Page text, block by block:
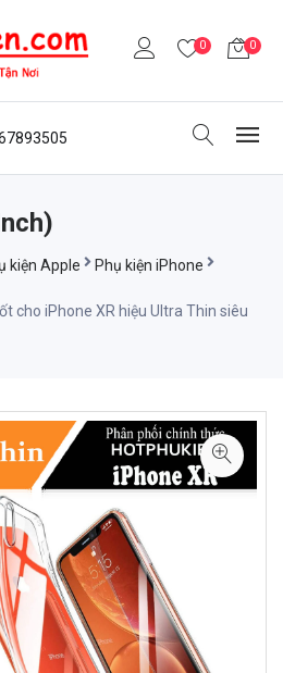
0 0
kiện Apple
Phụ kiện iPhone
cho iPhone XR hiệu Ultra Thin siêu